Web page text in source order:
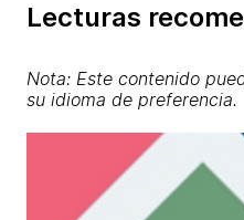
Lecturas
Nota: Este contenido
su idioma de preferencia.